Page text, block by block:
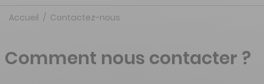
Accueil Contactez-nous
Comment nous contacter ?